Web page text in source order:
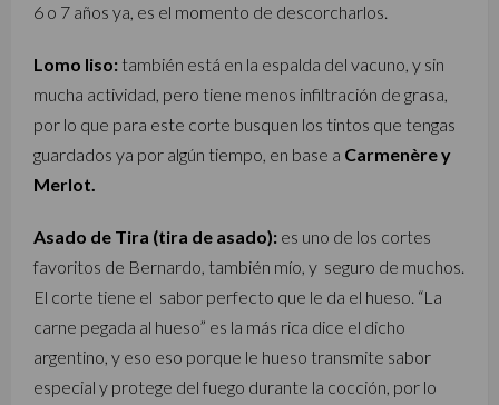
6 o 7 años ya, es el momento de descorcharlos.
Lomo liso: también está en la espalda del vacuno, y sin
mucha actividad, pero tiene menos infiltración de grasa,
por lo que para este corte busquen los tintos que tengas
guardados ya por algún tiempo, en base a Carmenère y
Merlot.
Asado de Tira (tira de asado): es uno de los cortes
favoritos de Bernardo, también mío, y seguro de muchos.
El corte tiene el sabor perfecto que le da el hueso. “La
carne pegada al hueso” es la más rica dice el dicho
argentino, y eso eso porque le hueso transmite sabor
especial y protege del fuego durante la cocción, por lo